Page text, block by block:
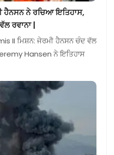
ਨੇ ਰਚਿਆ ਇਤਿਹਾਸ,
ਰਵਾਨਾ |
II ਮਿਸ਼ਨ: ਜੇਰਮੀ ਹੈਨਸਨ ਚੰਦ ਵੱਲ
Hansen ਨੇ ਇਤਿਹਾਸ